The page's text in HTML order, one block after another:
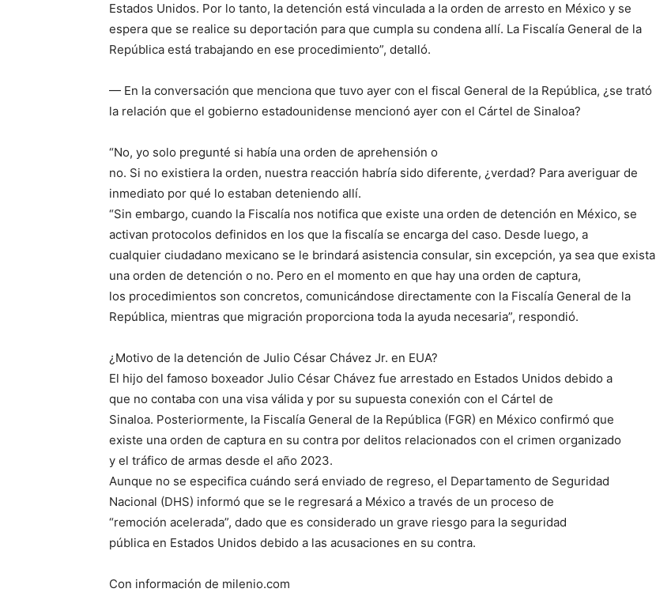
Estados Unidos. Por lo tanto, la detención está vinculada a la orden de arresto en México y se
espera que se realice su deportación para que cumpla su condena allí. La Fiscalía General de la
República está trabajando en ese procedimiento”, detalló.
— En la conversación que menciona que tuvo ayer con el fiscal General de la República, ¿se trató
la relación que el gobierno estadounidense mencionó ayer con el Cártel de Sinaloa?
“No, yo solo pregunté si había una orden de aprehensión o
no. Si no existiera la orden, nuestra reacción habría sido diferente, ¿verdad? Para averiguar de
inmediato por qué lo estaban deteniendo allí.
“Sin embargo, cuando la Fiscalía nos notifica que existe una orden de detención en México, se
activan protocolos definidos en los que la fiscalía se encarga del caso. Desde luego, a
cualquier ciudadano mexicano se le brindará asistencia consular, sin excepción, ya sea que exista
una orden de detención o no. Pero en el momento en que hay una orden de captura,
los procedimientos son concretos, comunicándose directamente con la Fiscalía General de la
República, mientras que migración proporciona toda la ayuda necesaria”, respondió.
¿Motivo de la detención de Julio César Chávez Jr. en EUA?
El hijo del famoso boxeador Julio César Chávez fue arrestado en Estados Unidos debido a
que no contaba con una visa válida y por su supuesta conexión con el Cártel de
Sinaloa. Posteriormente, la Fiscalía General de la República (FGR) en México confirmó que
existe una orden de captura en su contra por delitos relacionados con el crimen organizado
y el tráfico de armas desde el año 2023.
Aunque no se especifica cuándo será enviado de regreso, el Departamento de Seguridad
Nacional (DHS) informó que se le regresará a México a través de un proceso de
“remoción acelerada”, dado que es considerado un grave riesgo para la seguridad
pública en Estados Unidos debido a las acusaciones en su contra.
Con información de milenio.com